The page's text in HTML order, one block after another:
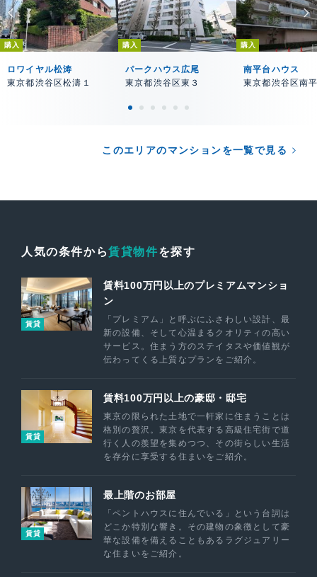
購入
ロワイヤル松涛
東京都渋谷区松濤１
購入
パークハウス広尾
東京都渋谷区東３
購入
南平台ハウス
東京都渋谷区南
このエリアのマンションを一覧で見る
人気の条件から賃貸物件を探す
賃貸
賃料100万円以上のプレミアムマンショ
ン
「プレミアム」と呼ぶにふさわしい設計、最
新の設備、そして心温まるクオリティの高い
サービス。住まう方のステイタスや価値観が
伝わってくる上質なプランをご紹介。
賃貸
賃料100万円以上の豪邸・邸宅
東京の限られた土地で一軒家に住まうことは
格別の贅沢。東京を代表する高級住宅街で道
行く人の羨望を集めつつ、その街らしい生活
を存分に享受する住まいをご紹介。
賃貸
最上階のお部屋
「ペントハウスに住んでいる」という台詞は
どこか特別な響き。その建物の象徴として豪
華な設備を備えることもあるラグジュアリー
な住まいをご紹介。